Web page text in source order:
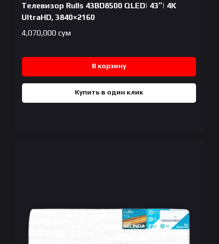
Телевизор Rulls 43BD8500 QLED| 43″| 4K
UltraHD, 3840×2160
4,070,000 сум
В корзину
Купить в один клик